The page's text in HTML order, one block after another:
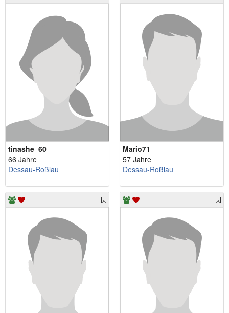
tinashe_60
66 Jahre
Dessau-Roßlau
Mario71
57 Jahre
Dessau-Roßlau